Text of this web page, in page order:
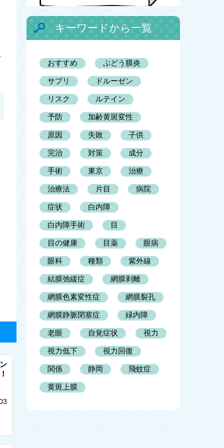
キーワードから一覧
おすすめ ぶどう膜炎
サプリ ドルーゼン
リスク ルテイン
予防 加齢黄斑変性
原因 失敗 子供
完治 対策 成分
手術 東京 治療
治療法 片目 病院
症状 白内障
白内障手術 目
目の健康 目薬 眼病
眼科 種類 紫外線
結膜弛緩症 網膜剥離
網膜色素変性症 網膜裂孔
網膜静脈閉塞症 緑内障
老眼 自覚症状 視力
視力低下 視力回復
関係 静岡 飛蚊症
黄斑上膜